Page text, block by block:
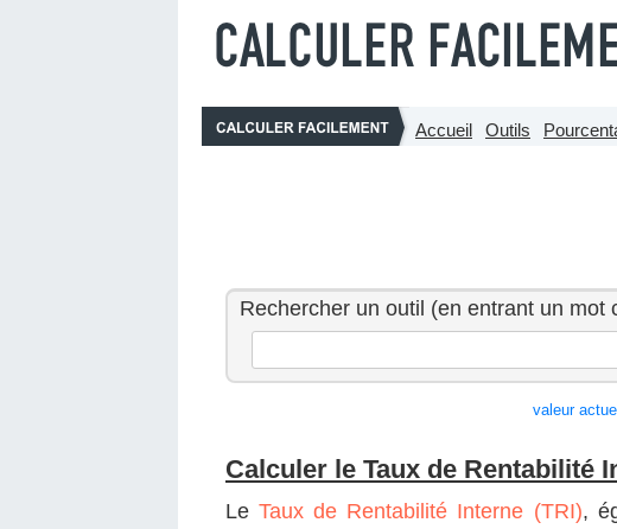
Accueil Outils
Rechercher un outil (en entrant un mot
valeur
Calculer le Taux de Rentabilité
LeTaux de Rentabilité Interne (TRI),